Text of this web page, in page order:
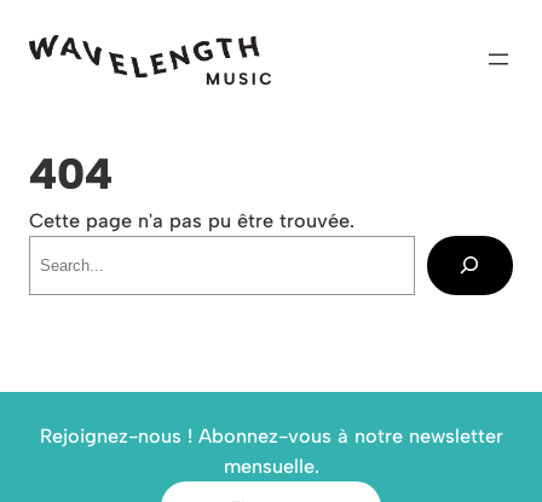
404
Cette page n'a pas pu être trouvée.
Rejoignez-nous ! Abonnez-vous à notre newsletter
mensuelle.